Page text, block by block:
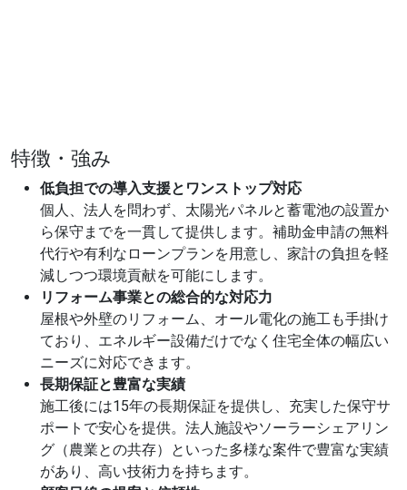
特徴・強み
低負担での導入支援とワンストップ対応
個人、法人を問わず、太陽光パネルと蓄電池の設置か
ら保守までを一貫して提供します。補助金申請の無料
代行や有利なローンプランを用意し、家計の負担を軽
減しつつ環境貢献を可能にします。
リフォーム事業との総合的な対応力
屋根や外壁のリフォーム、オール電化の施工も手掛け
ており、エネルギー設備だけでなく住宅全体の幅広い
ニーズに対応できます。
長期保証と豊富な実績
施工後には15年の長期保証を提供し、充実した保守サ
ポートで安心を提供。法人施設やソーラーシェアリン
グ（農業との共存）といった多様な案件で豊富な実績
があり、高い技術力を持ちます。